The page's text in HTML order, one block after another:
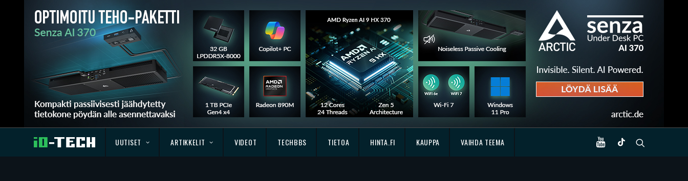
UUTISET ARTIKKELIT VIDEOT TECHBBS TIETOA HINTA.FI KAUPPA VAIHDA TEEMA